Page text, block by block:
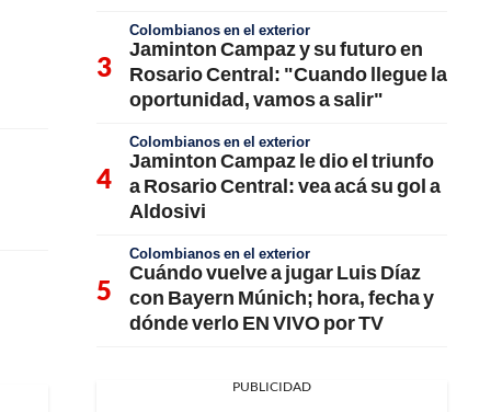
Colombianos en el exterior
Jaminton Campaz y su futuro en
Rosario Central: "Cuando llegue la
oportunidad, vamos a salir"
Colombianos en el exterior
Jaminton Campaz le dio el triunfo
a Rosario Central: vea acá su gol a
Aldosivi
Colombianos en el exterior
Cuándo vuelve a jugar Luis Díaz
con Bayern Múnich; hora, fecha y
dónde verlo EN VIVO por TV
PUBLICIDAD